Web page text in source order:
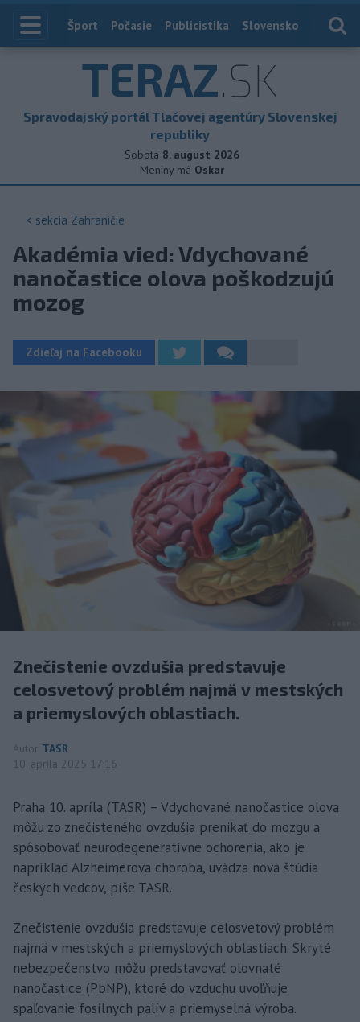
Index
Šport Počasie Publicistika Slovensko
TERAZ.SK
Spravodajský portál Tlačovej agentúry Slovenskej
republiky
Sobota 8. august 2026
Meniny má Oskar
< sekcia Zahraničie
Akadémia vied: Vdychované
nanočastice olova poškodzujú
mozog
Zdieľaj na Facebooku
Znečistenie ovzdušia predstavuje
celosvetový problém najmä v mestských
a priemyslových oblastiach.
Autor TASR
10. apríla 2025 17:16
Praha 10. apríla (TASR) – Vdychované nanočastice olova
môžu zo znečisteného ovzdušia prenikať do mozgu a
spôsobovať neurodegeneratívne ochorenia, ako je
napríklad Alzheimerova choroba, uvádza nová štúdia
českých vedcov, píše TASR.
Znečistenie ovzdušia predstavuje celosvetový problém
najmä v mestských a priemyslových oblastiach. Skryté
nebezpečenstvo môžu predstavovať olovnaté
nanočastice (PbNP), ktoré do vzduchu uvoľňuje
spaľovanie fosílnych palív a priemyselná výroba.